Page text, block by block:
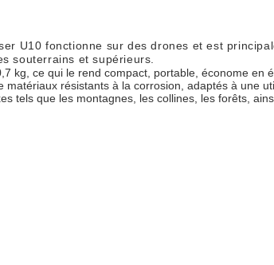
U10 fonctionne sur des drones et est
souterrains et supérieurs
kg, ce qui le rend compact, portable, économe
résistants à la corrosion, adaptés à une
tels que les montagnes, les collines, les forêts,